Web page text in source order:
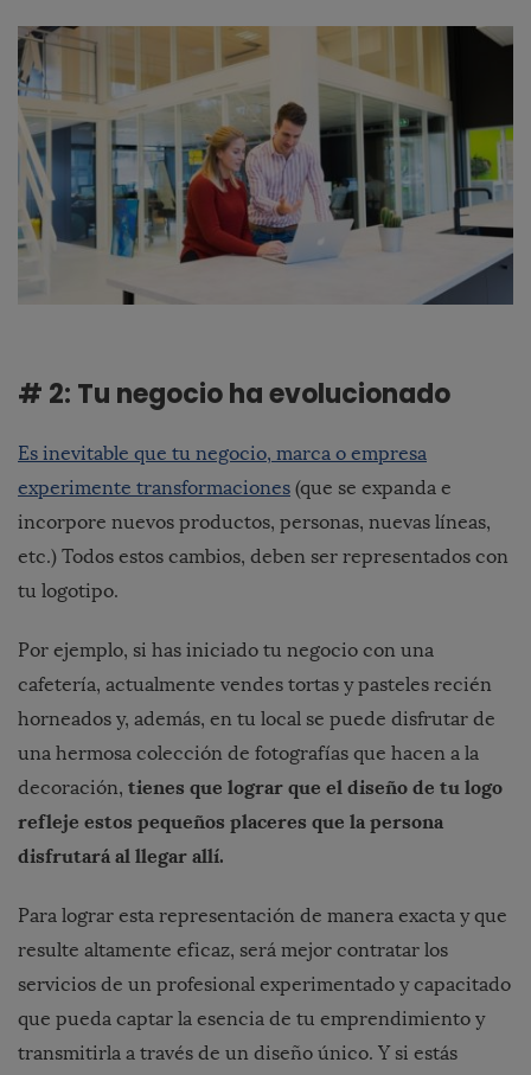
# 2: Tu negocio ha evolucionado
Es inevitable que tu negocio, marca o empresa
experimente transformaciones (que se expanda e
incorpore nuevos productos, personas, nuevas líneas,
etc.) Todos estos cambios, deben ser representados con
tu logotipo.
Por ejemplo, si has iniciado tu negocio con una
cafetería, actualmente vendes tortas y pasteles recién
horneados y, además, en tu local se puede disfrutar de
una hermosa colección de fotografías que hacen a la
decoración, tienes que lograr que el diseño de tu logo
refleje estos pequeños placeres que la persona
disfrutará al llegar allí.
Para lograr esta representación de manera exacta y que
resulte altamente eficaz, será mejor contratar los
servicios de un profesional experimentado y capacitado
que pueda captar la esencia de tu emprendimiento y
transmitirla a través de un diseño único. Y si estás